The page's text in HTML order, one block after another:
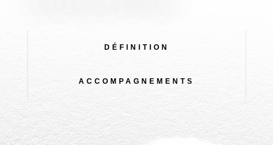
DÉFINITION
ACCOMPAGNEMENTS